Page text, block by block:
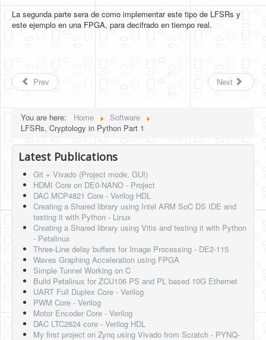
La segunda parte sera de como implementar este tipo de LFSRs y
este ejemplo en una FPGA, para decifrado en tiempo real.
Prev Next
You are here: Home
Software
LFSRs, Cryptology in Python Part 1
Latest Publications
Git + Vivado (Project mode, GUI)
HDMI Core on DE0-NANO - Project
DAC MCP4821 Core - Verilog HDL
Creating a Shared library using Intel ARM SoC DS IDE and
testing it with Python - Linux
Creating a Shared library using Vitis and testing it with Python
- Petalinux
Three-Line delay buffers for Image Processing - DE2-115
Waves Graphing Acceleration using FPGA
Simple Tunnel Working on C
Build Petalinux for ZCU106 PS and PL based 10G Ethernet
UART Full Duplex Core - Verilog
PWM Core - Verilog
Motor Encoder Core - Verilog
DAC LTC2624 core - Verilog HDL
My first project on Zynq using Vivado from Scratch - PYNQ-